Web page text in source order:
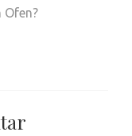
Ofen?